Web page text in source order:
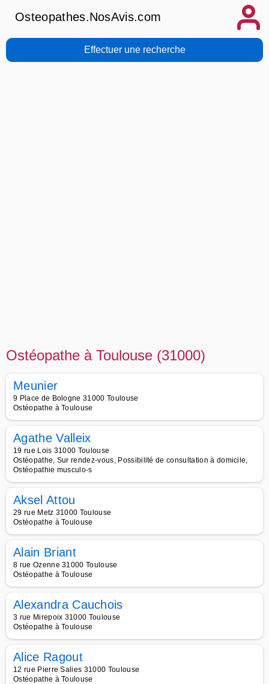
Osteopathes.NosAvis.com
Effectuer une recherche
Ostéopathe à Toulouse (31000)
Meunier
9 Place de Bologne 31000 Toulouse
Ostéopathe à Toulouse
Agathe Valleix
19 rue Lois 31000 Toulouse
Ostéopathe, Sur rendez-vous, Possibilité de consultation à domicile,
Ostéopathie musculo-s
Aksel Attou
29 rue Metz 31000 Toulouse
Ostéopathe à Toulouse
Alain Briant
8 rue Ozenne 31000 Toulouse
Ostéopathe à Toulouse
Alexandra Cauchois
3 rue Mirepoix 31000 Toulouse
Ostéopathe à Toulouse
Alice Ragout
12 rue Pierre Salies 31000 Toulouse
Ostéopathe à Toulouse